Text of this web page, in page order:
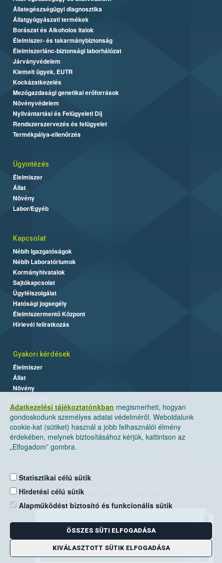
Adatkezelési tájékoztatónkban megismerheti, hogyan
gondoskodunk személyes adatai védelméről. Weboldalunk
cookie-kat (sütiket) használ a jobb felhasználói élmény
érdekében, melynek biztosításához kérjük, kattintson az
„Elfogadom” gombra.
Statisztikai célú sütik
Hirdetési célú sütik
Alapműködést biztosító és funkcionális sütik
ÖSSZES SÜTI ELFOGADÁSA
KIVÁLASZTOTT SÜTIK ELFOGADÁSA
Állategészségügyi diagnosztika
Állatgyógyászati termékek
Borászat és Alkoholos Italok
Élelmiszer- és takarmánybiztonság
Élelmiszerlánc-biztonsági laborhálózat
Járványvédelem
Kiemelt ügyek, EUTR
Kockázatkezelés
Mezőgazdasági genetikai erőforrások
Növényvédelem
Nyilvántartási és Felügyeleti Díj
Rendszerszervezés és felügyelet
Termékpálya-ellenőrzés
Ügyintézés
Élelmiszer
Állat
Növény
Labor/Egyéb
Kapcsolat
Nébih Igazgatóságok
Nébih Laboratóriumok
Kormányhivatalok
Sajtókapcsolat
Ügyfélszolgálat
Hatósági jogsegély
Élelmiszermentő Központ
Hírlevél feliratkozás
Gyakori kérdések
Élelmiszer
Állat
Növény
Nemzeti Élelmiszerlánc-biztonsági Hivatal
Levelezési cím: 1525 Budapest. Pf. 30.
E-mail:ugyfelszolgalat@nebih.gov.hu
Zöld szám: 06-80/263-244
Telefon: 06-1/ 336-9000